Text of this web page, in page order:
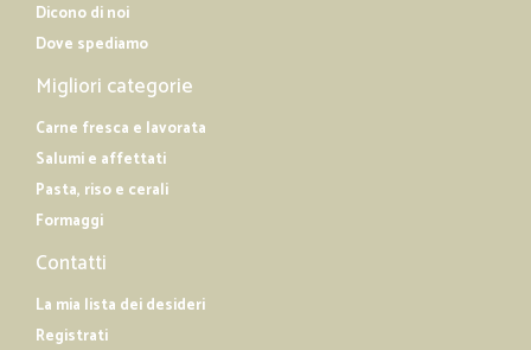
Dicono di noi
Dove spediamo
Migliori categorie
Carne fresca e lavorata
Salumi e affettati
Pasta, riso e cerali
Formaggi
Contatti
La mia lista dei desideri
Registrati